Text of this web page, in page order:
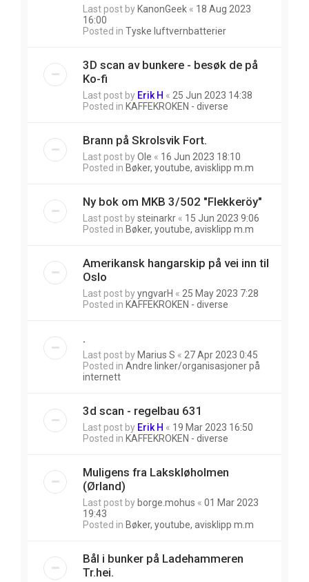
Last post by KanonGeek « 18 Aug 2023
16:00
Posted in Tyske luftvernbatterier
3D scan av bunkere - besøk de på
Ko-fi
Last post by Erik H « 25 Jun 2023 14:38
Posted in KAFFEKROKEN - diverse
Brann på Skrolsvik Fort.
Last post byOle « 16 Jun 2023 18:10
Posted in Bøker, youtube, avisklipp m.m
Ny bok om MKB 3/502 "Flekkeröy"
Last post bysteinarkr « 15 Jun 2023 9:06
Posted in Bøker, youtube, avisklipp m.m
Amerikansk hangarskip på vei inn til
Oslo
Last post byyngvarH « 25 May 2023 7:28
Posted in KAFFEKROKEN - diverse
.
Last post by Marius S « 27 Apr 2023 0:45
Posted in Andre linker/organisasjoner på
internett
3d scan - regelbau 631
Last post by Erik H « 19 Mar 2023 16:50
Posted in KAFFEKROKEN - diverse
Muligens fra Lakskløholmen
(Ørland)
Last post by borge.mohus « 01 Mar 2023
19:43
Posted in Bøker, youtube, avisklipp m.m
Bål i bunker på Ladehammeren
Tr.hei.